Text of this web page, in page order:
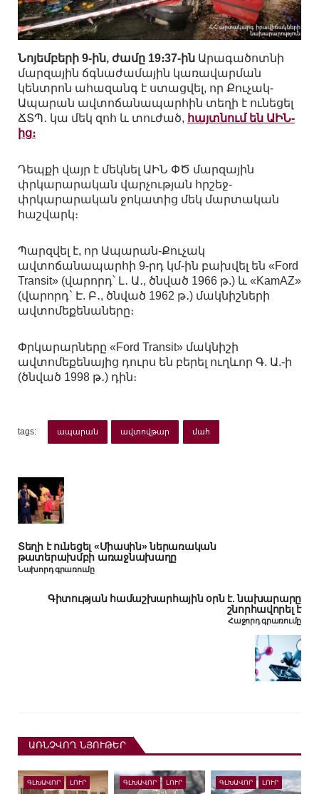
Նոյեմբերի 9-ին, ժամը 19։37-ին Արագածոտնի
մարզային ճգնաժամային կառավարման
կենտրոն ահազանգ է ստացվել, որ Քուչակ-
Ապարան ավտոճանապարհին տեղի է ունեցել
ՃՏՊ․ կա մեկ զոհ և տուժած, հայտնում են ԱԻՆ-
ից։
Դեպքի վայր է մեկնել ԱԻՆ ՓԾ մարզային
փրկարարական վարչության հրշեջ-
փրկարարական ջոկատից մեկ մարտական
հաշվարկ։
Պարզվել է, որ Ապարան-Քուչակ
ավտոճանապարհի 9-րդ կմ-ին բախվել են «Ford
Transit» (վարորդ՝ Լ․ Ա․, ծնված 1966 թ.) և «KamAZ»
(վարորդ` Է. Բ․, ծնված 1962 թ․) մակնիշների
ավտոմեքենաները։
Փրկարարները «Ford Transit» մակնիշի
ավտոմեքենայից դուրս են բերել ուղևոր Գ. Ա.-ի
(ծնված 1998 թ․) դին։
tags: ապարան ավտովթար մահ
Տեղի է ունեցել «Միասին» ներառական
թատերախմբի առաջնախաղը
Նախորդ գրառումը
Գիտության համաշխարհային օրն է. նախարարը
շնորհավորել է
Հաջորդ գրառումը
ԱՌՆՉՎՈՂ ՆՅՈՒԹԵՐ
ԳԼԽԱՎՈՐ ԼՈՒՐ ԳԼԽԱՎՈՐ ԼՈՒՐ ԳԼԽԱՎՈՐ ԼՈՒՐ